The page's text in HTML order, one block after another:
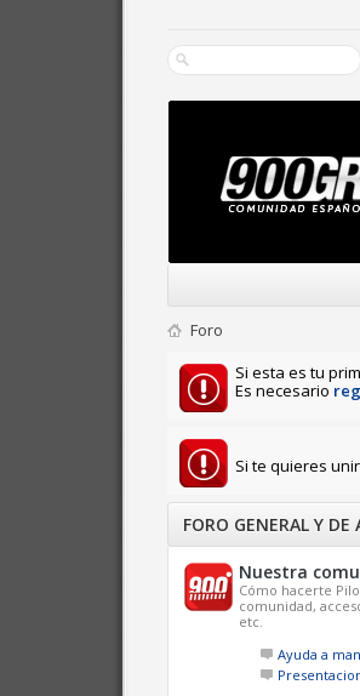
Foro
Si esta es tu
Es necesario
Si te quieres
FORO GENERAL Y DE
Nuestra
Cómo hacerte
comunidad,
etc.
Ayuda a